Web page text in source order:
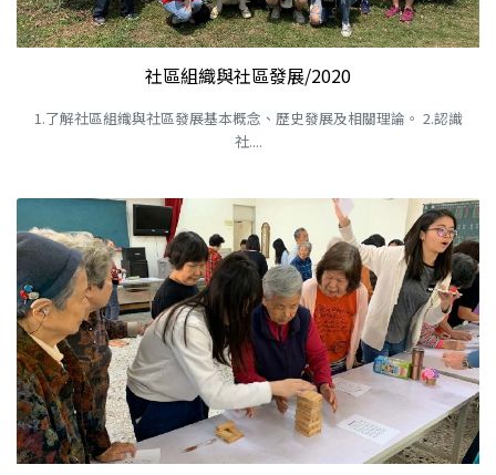
社區組織與社區發展/2020
1.了解社區組織與社區發展基本概念、歷史發展及相關理論。 2.認識
社....